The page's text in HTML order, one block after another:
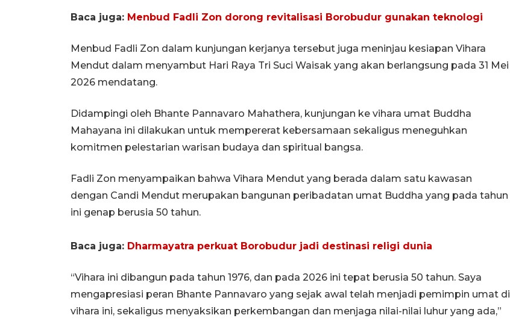
Baca juga: Menbud Fadli Zon dorong revitalisasi Borobudur gunakan teknologi
Menbud Fadli Zon dalam kunjungan kerjanya tersebut juga meninjau kesiapan Vihara
Mendut dalam menyambut Hari Raya Tri Suci Waisak yang akan berlangsung pada 31 Mei
2026 mendatang.
Didampingi oleh Bhante Pannavaro Mahathera, kunjungan ke vihara umat Buddha
Mahayana ini dilakukan untuk mempererat kebersamaan sekaligus meneguhkan
komitmen pelestarian warisan budaya dan spiritual bangsa.
Fadli Zon menyampaikan bahwa Vihara Mendut yang berada dalam satu kawasan
dengan Candi Mendut merupakan bangunan peribadatan umat Buddha yang pada tahun
ini genap berusia 50 tahun.
Baca juga: Dharmayatra perkuat Borobudur jadi destinasi religi dunia
“Vihara ini dibangun pada tahun 1976, dan pada 2026 ini tepat berusia 50 tahun. Saya
mengapresiasi peran Bhante Pannavaro yang sejak awal telah menjadi pemimpin umat di
vihara ini, sekaligus menyaksikan perkembangan dan menjaga nilai-nilai luhur yang ada,”